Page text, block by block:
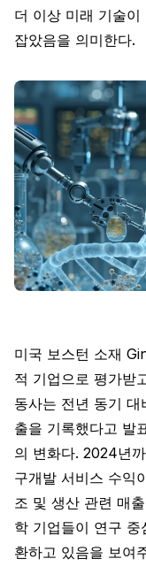
더 이상 미래 기술
잡았음을 의미한다.
미국 보스턴 소재
적 기업으로 평가받
동사는 전년 동기
출을 기록했다고 발
의 변화다. 2024년
구개발 서비스 수익
조 및 생산 관련 매
학 기업들이 연구
환하고 있음을 보여